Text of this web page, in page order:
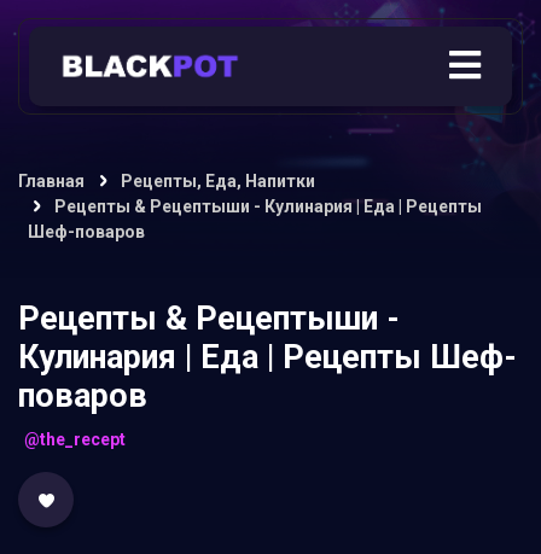
Главная
Рецепты, Еда, Напитки
Рецепты & Рецептыши - Кулинария | Еда | Рецепты
Шеф-поваров
Рецепты & Рецептыши -
Кулинария | Еда | Рецепты Шеф-
поваров
@the_recept